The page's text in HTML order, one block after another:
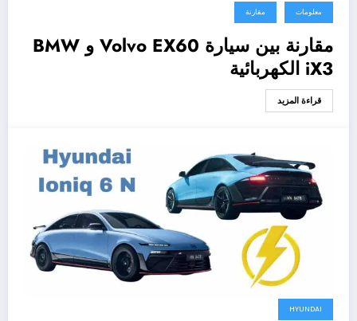
معلومات مقارنة
مقارنة بين سيارة Volvo EX60 و BMW
iX3 الكهربائية
قراءة المزيد
HYUNDAI